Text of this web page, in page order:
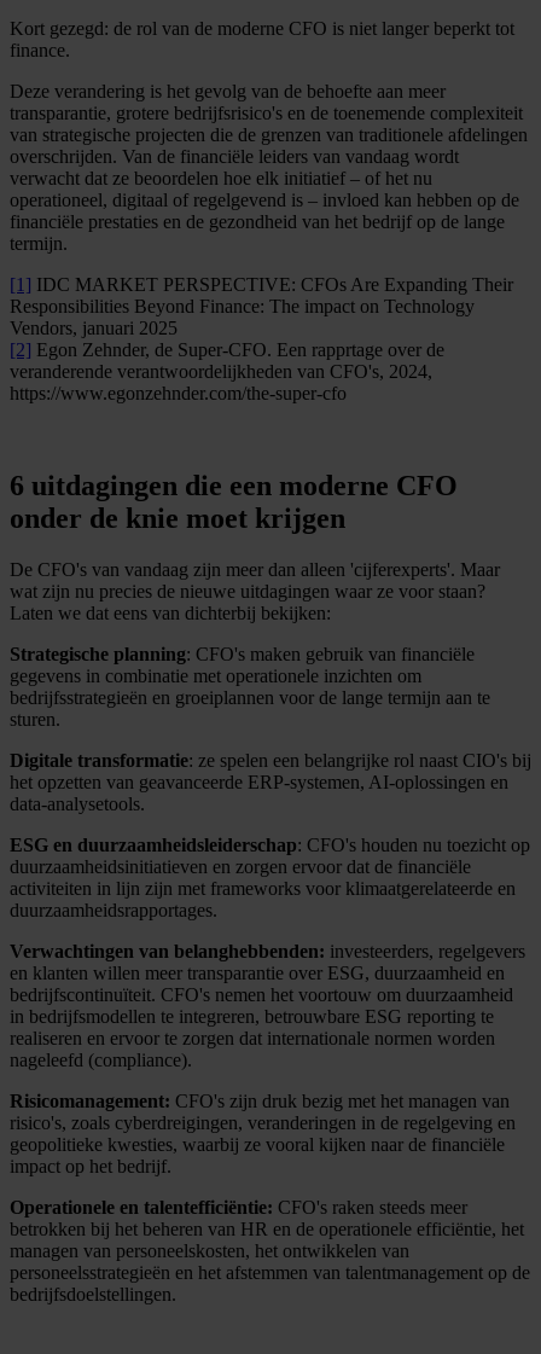
Kort gezegd: de rol van de moderne CFO is niet langer beperkt tot
finance.
Deze verandering is het gevolg van de behoefte aan meer
transparantie, grotere bedrijfsrisico's en de toenemende complexiteit
van strategische projecten die de grenzen van traditionele afdelingen
overschrijden. Van de financiële leiders van vandaag wordt
verwacht dat ze beoordelen hoe elk initiatief – of het nu
operationeel, digitaal of regelgevend is – invloed kan hebben op de
financiële prestaties en de gezondheid van het bedrijf op de lange
termijn.
[1] IDC MARKET PERSPECTIVE: CFOs Are Expanding Their
Responsibilities Beyond Finance: The impact on Technology
Vendors, januari 2025
[2] Egon Zehnder, de Super-CFO. Een rapprtage over de
veranderende verantwoordelijkheden van CFO's, 2024,
https://www.egonzehnder.com/the-super-cfo
6 uitdagingen die een moderne CFO
onder de knie moet krijgen
De CFO's van vandaag zijn meer dan alleen 'cijferexperts'. Maar
wat zijn nu precies de nieuwe uitdagingen waar ze voor staan?
Laten we dat eens van dichterbij bekijken:
Strategische planning: CFO's maken gebruik van financiële
gegevens in combinatie met operationele inzichten om
bedrijfsstrategieën en groeiplannen voor de lange termijn aan te
sturen.
Digitale transformatie: ze spelen een belangrijke rol naast CIO's bij
het opzetten van geavanceerde ERP-systemen, AI-oplossingen en
data-analysetools.
ESG en duurzaamheidsleiderschap: CFO's houden nu toezicht op
duurzaamheidsinitiatieven en zorgen ervoor dat de financiële
activiteiten in lijn zijn met frameworks voor klimaatgerelateerde en
duurzaamheidsrapportages.
Verwachtingen van belanghebbenden: investeerders, regelgevers
en klanten willen meer transparantie over ESG, duurzaamheid en
bedrijfscontinuïteit. CFO's nemen het voortouw om duurzaamheid
in bedrijfsmodellen te integreren, betrouwbare ESG reporting te
realiseren en ervoor te zorgen dat internationale normen worden
nageleefd (compliance).
Risicomanagement: CFO's zijn druk bezig met het managen van
risico's, zoals cyberdreigingen, veranderingen in de regelgeving en
geopolitieke kwesties, waarbij ze vooral kijken naar de financiële
impact op het bedrijf.
Operationele en talentefficiëntie: CFO's raken steeds meer
betrokken bij het beheren van HR en de operationele efficiëntie, het
managen van personeelskosten, het ontwikkelen van
personeelsstrategieën en het afstemmen van talentmanagement op de
bedrijfsdoelstellingen.